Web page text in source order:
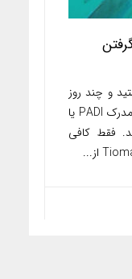
و چند روز
تعطیلات دارید، حتما به فکر گرفتن مدرک PADI یا
فقط کافی